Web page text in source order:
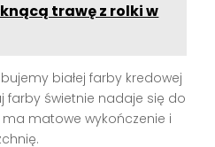
trawę z rolki w
białej farby kredowej
farby świetnie nadaje się do
matowe wykończenie i